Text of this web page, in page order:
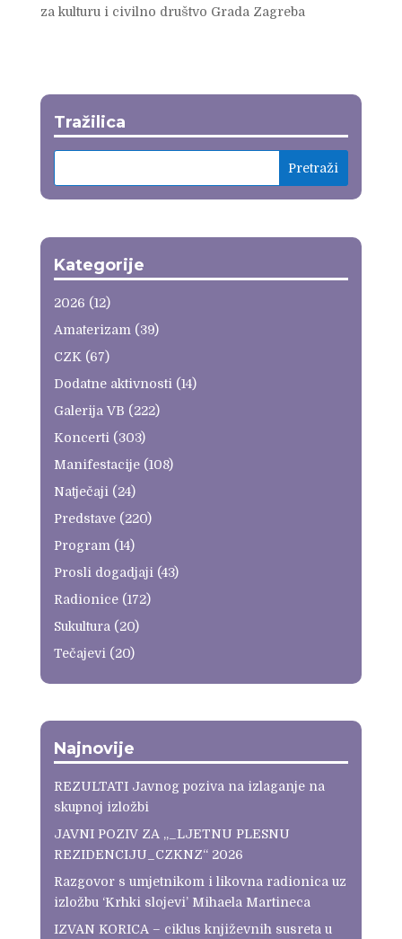
za kulturu i civilno društvo Grada Zagreba
Tražilica
Kategorije
2026 (12)
Amaterizam (39)
CZK (67)
Dodatne aktivnosti (14)
Galerija VB (222)
Koncerti (303)
Manifestacije(108)
Natječaji (24)
Predstave(220)
Program (14)
Prosli dogadjaji (43)
Radionice(172)
Sukultura (20)
Tečajevi (20)
Najnovije
REZULTATI Javnog poziva na izlaganje na
skupnoj izložbi
JAVNI POZIV ZA „_LJETNU PLESNU
REZIDENCIJU_CZKNZ“ 2026
Razgovor s umjetnikom i likovna radionica uz
izložbu ‘Krhki slojevi’ Mihaela Martineca
IZVAN KORICA – ciklus književnih susreta u